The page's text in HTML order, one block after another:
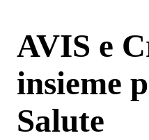
AVIS e
insieme
Salute